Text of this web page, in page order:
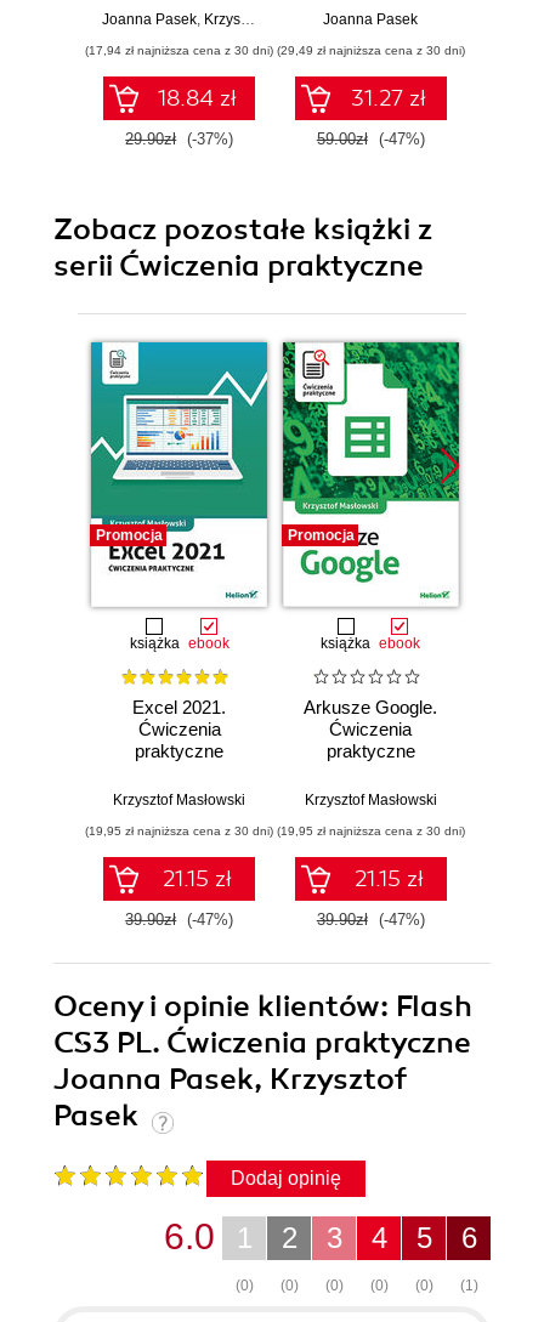
Joanna Pasek Krzysztof Pasek
(17,94 zł najniższa cena z 30 dni)
18.84 zł
29.90zł (-37%)
Joanna Pasek
(29,49 zł najniższa cena z 30 dni)
31.27 zł
59.00zł (-47%)
Zobacz pozostałe książki z
serii Ćwiczenia praktyczne
Promocja
książka ebook
Excel 2021.
Ćwiczenia
praktyczne
Krzysztof Masłowski
(19,95 zł najniższa cena z 30 dni)
21.15 zł
39.90zł (-47%)
Promocja
książka ebook
Arkusze Google.
Ćwiczenia
praktyczne
Krzysztof Masłowski
(19,95 zł najniższa cena z 30 dni)
21.15 zł
39.90zł (-47%)
Oceny i opinie klientów: Flash
CS3 PL. Ćwiczenia praktyczne
Joanna Pasek, Krzysztof
Pasek
Dodaj opinię
6
(1)
5
(0)
4
(0)
3
(0)
2
(0)
1
(0)
6.0